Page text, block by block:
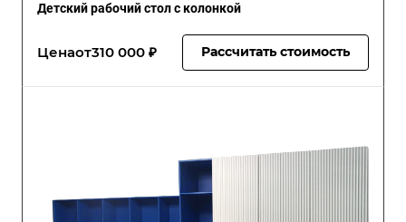
Детский рабочий стол с колонкой
Ценаот310 000 ₽ Рассчитать стоимость